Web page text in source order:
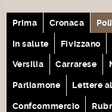
Prima Cronaca
In salute Fivizzano
Versilia Carrarese
Parliamone Lettere
Confcommercio